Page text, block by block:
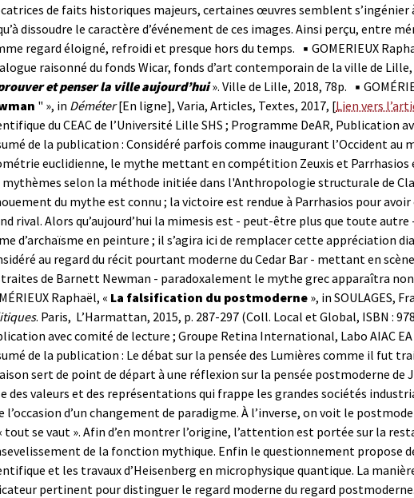
de faits historiques majeurs, certaines œuvres semblent
dissoudre le caractère d’événement de ces images. Ainsi perçu, entre
regard éloigné, refroidi et presque hors du temps. ▪ GOMERIEUX
raisonné du fonds Wicar, fonds d’art contemporain de la ville de Lille,
et penser la ville aujourd’hui». Ville de Lille, 2018, 78p. ▪
" », in Déméter[En ligne], Varia, Articles, Textes, 2017, [Lien vers
du CEAC de l’Université Lille SHS ; Programme DeAR, Publication
de la publication : Considéré parfois comme inaugurant l’Occident au
euclidienne, le mythe mettant en compétition Zeuxis et Parrhasios
mythèmes selon la méthode initiée dans l'Anthropologie structurale de
du mythe est connu ; la victoire est rendue à Parrhasios pour
rival. Alors qu’aujourd’hui la mimesis est - peut-être plus que toute
d’archaïsme en peinture ; il s’agira ici de remplacer cette appréciation
au regard du récit pourtant moderne du Cedar Bar - mettant en
de Barnett Newman - paradoxalement le mythe grec apparaîtra
Raphaël, « La falsification du postmoderne », in SOULAGES,
. Paris, L’Harmattan, 2015, p. 287-297 (Coll. Local et Global, ISBN :
avec comité de lecture ; Groupe Retina International, Labo AIAC EA
de la publication : Le débat sur la pensée des Lumières comme il fut
sert de point de départ à une réflexion sur la pensée postmoderne de
des valeurs et des représentations qui frappe les grandes sociétés
l’occasion d’un changement de paradigme. À l’inverse, on voit le
tout se vaut ». Afin d’en montrer l’origine, l’attention est portée sur la
de la fonction mythique. Enfin le questionnement propose
et les travaux d’Heisenberg en microphysique quantique. La
pertinent pour distinguer le regard moderne du regard postmoderne.